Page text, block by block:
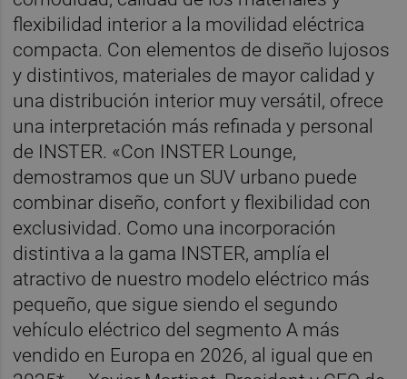
flexibilidad interior a la movilidad eléctrica
compacta. Con elementos de diseño lujosos
y distintivos, materiales de mayor calidad y
una distribución interior muy versátil, ofrece
una interpretación más refinada y personal
de INSTER. «Con INSTER Lounge,
demostramos que un SUV urbano puede
combinar diseño, confort y flexibilidad con
exclusividad. Como una incorporación
distintiva a la gama INSTER, amplía el
atractivo de nuestro modelo eléctrico más
pequeño, que sigue siendo el segundo
vehículo eléctrico del segmento A más
vendido en Europa en 2026, al igual que en